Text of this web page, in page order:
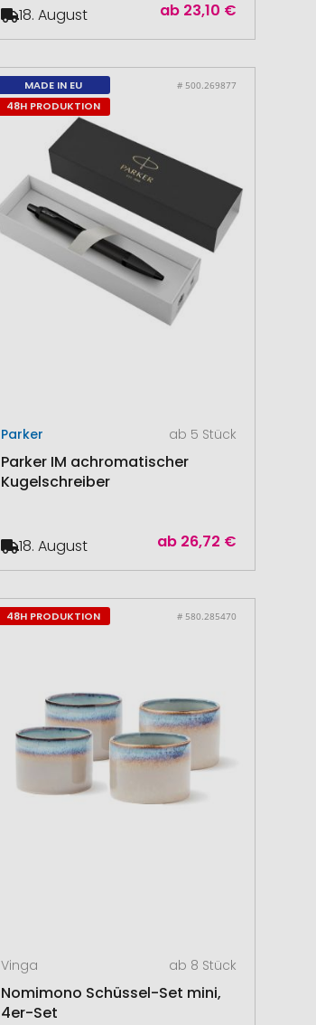
ab 23,10 €
18. August
MADE IN EU
48H PRODUKTION
# 500.269877
Parker ab 5 Stück
Parker IM achromatischer
Kugelschreiber
ab 26,72 €
18. August
48H PRODUKTION # 580.285470
Vinga ab 8 Stück
Nomimono Schüssel-Set mini,
4er-Set